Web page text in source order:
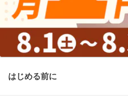
はじめる前に